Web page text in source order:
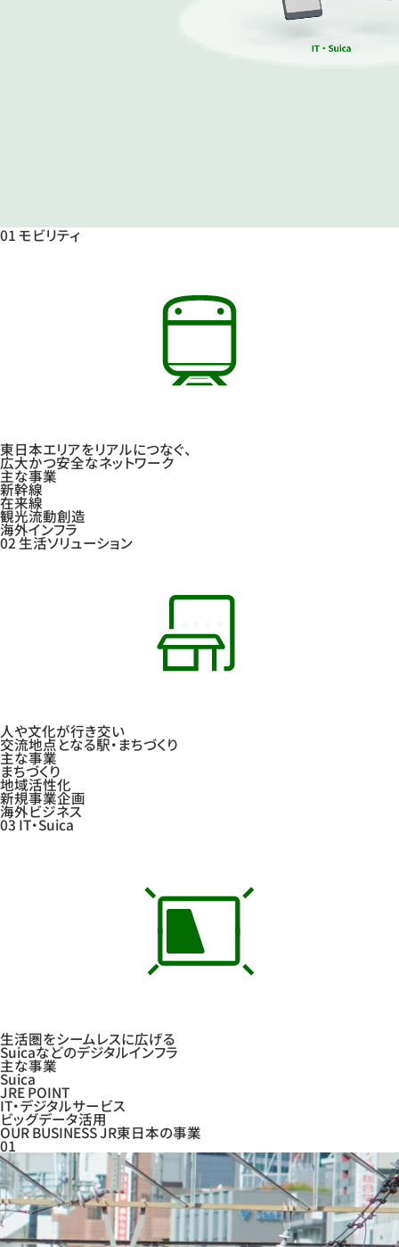
01モビリティ
東日本エリアをリアルにつなぐ、
広大かつ安全なネットワーク
主な事業
新幹線
在来線
観光流動創造
海外インフラ
02生活ソリューション
人や文化が行き交い
交流地点となる駅・まちづくり
主な事業
まちづくり
地域活性化
新規事業企画
海外ビジネス
03IT・Suica
生活圏をシームレスに広げる
Suicaなどのデジタルインフラ
主な事業
Suica
JRE POINT
IT・デジタルサービス
ビッグデータ活用
OUR BUSINESSJR東日本の事業
01